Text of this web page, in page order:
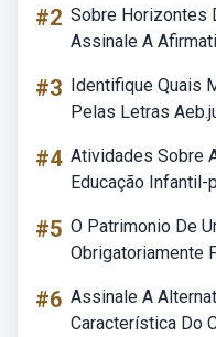
#2 Sobre Horizontes
Assinale A
#3 Identifique Quais
Pelas Letras
#4 Atividades Sobre
Educação Infantil-
#5 O Patrimonio De
Obrigatoriamente
#6 Assinale A
Característica Do